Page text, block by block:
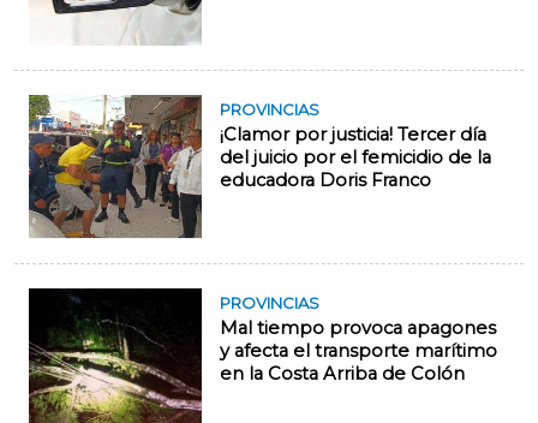
PROVINCIAS
¡Clamor por justicia! Tercer día
del juicio por el femicidio de la
educadora Doris Franco
PROVINCIAS
Mal tiempo provoca apagones
y afecta el transporte marítimo
en la Costa Arriba de Colón